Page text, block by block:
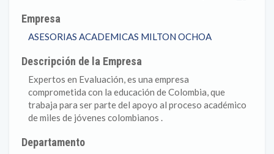
Empresa
ASESORIAS ACADEMICAS MILTON OCHOA
Descripción de la Empresa
Expertos en Evaluación, es una empresa
comprometida con la educación de Colombia, que
trabaja para ser parte del apoyo al proceso académico
de miles de jóvenes colombianos .
Departamento